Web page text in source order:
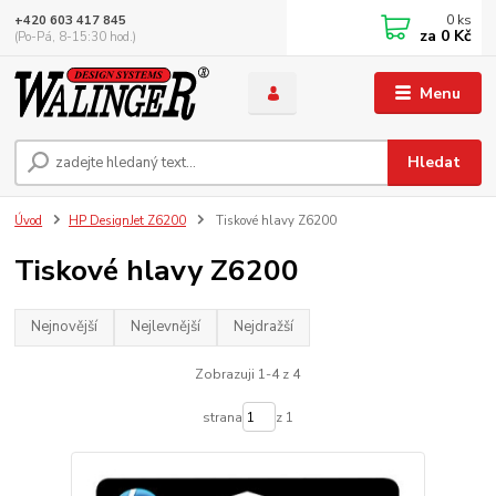
Menu
Hledat
+420 603 417 845
(Po-Pá, 8-15:30 hod.)
0 ks
za 0 Kč
Úvod HP DesignJet Z6200 Tiskové hlavy Z6200
Tiskové hlavy Z6200
Nejnovější Nejlevnější Nejdražší
Zobrazuji 1-4 z 4
strana z 1